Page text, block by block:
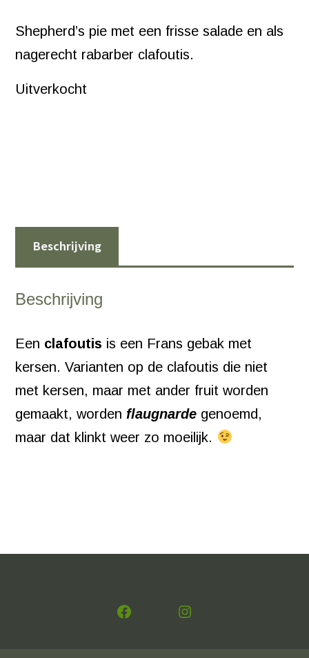
Shepherd’s pie met een frisse salade en als
nagerecht rabarber clafoutis.
Uitverkocht
Beschrijving
Beschrijving
Een clafoutis is een Frans gebak met
kersen. Varianten op de clafoutis die niet
met kersen, maar met ander fruit worden
gemaakt, worden flaugnarde genoemd,
maar dat klinkt weer zo moeilijk.
Facebook